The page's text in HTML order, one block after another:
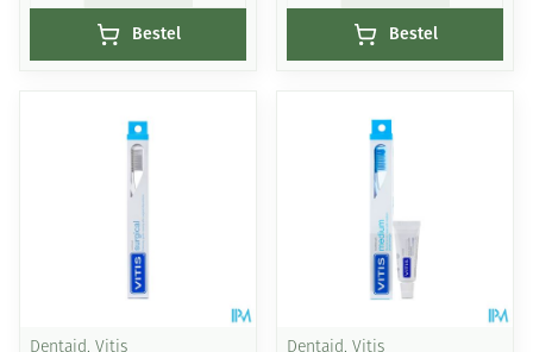
Bestel Bestel
Dentaid, Vitis Dentaid, Vitis